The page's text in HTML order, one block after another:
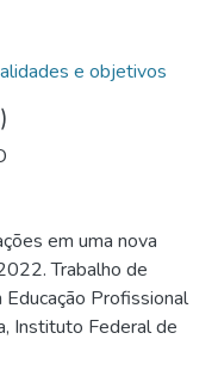
e objetivos
em uma nova
Trabalho de
Educação Profissional
Instituto Federal de